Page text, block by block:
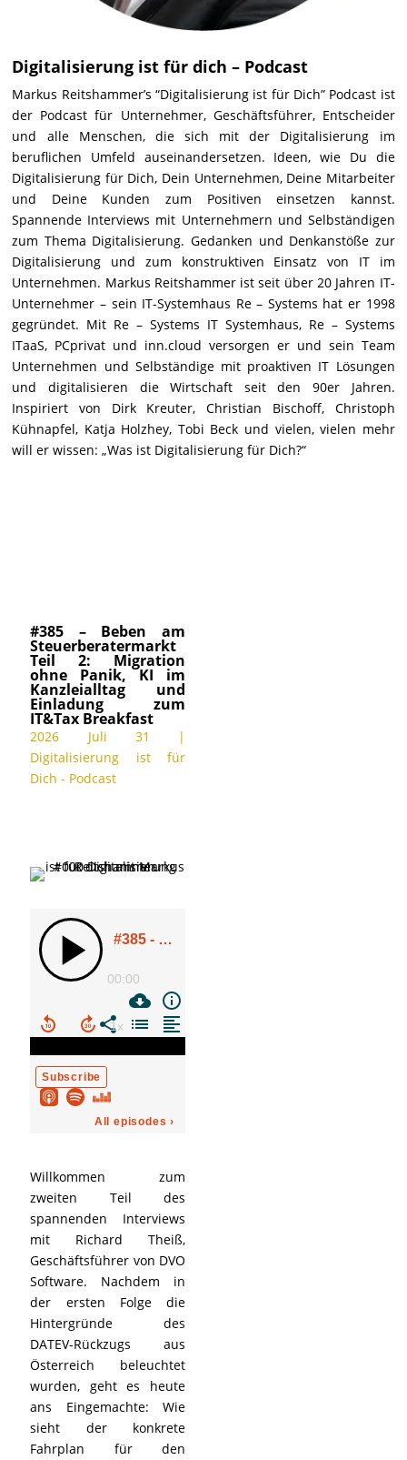
Digitalisierung ist für dich – Podcast
Markus Reitshammer’s “Digitalisierung ist für Dich” Podcast ist
der Podcast für Unternehmer, Geschäftsführer, Entscheider
und alle Menschen, die sich mit der Digitalisierung im
beruflichen Umfeld auseinandersetzen. Ideen, wie Du die
Digitalisierung für Dich, Dein Unternehmen, Deine Mitarbeiter
und Deine Kunden zum Positiven einsetzen kannst.
Spannende Interviews mit Unternehmern und Selbständigen
zum Thema Digitalisierung. Gedanken und Denkanstöße zur
Digitalisierung und zum konstruktiven Einsatz von IT im
Unternehmen. Markus Reitshammer ist seit über 20 Jahren IT-
Unternehmer – sein IT-Systemhaus Re – Systems hat er 1998
gegründet. Mit Re – Systems IT Systemhaus, Re – Systems
ITaaS, PCprivat und inn.cloud versorgen er und sein Team
Unternehmen und Selbständige mit proaktiven IT Lösungen
und digitalisieren die Wirtschaft seit den 90er Jahren.
Inspiriert von Dirk Kreuter, Christian Bischoff, Christoph
Kühnapfel, Katja Holzhey, Tobi Beck und vielen, vielen mehr
will er wissen: „Was ist Digitalisierung für Dich?“
#385 – Beben am
Steuerberatermarkt
Teil 2: Migration
ohne Panik, KI im
Kanzleialltag und
Einladung zum
IT&Tax Breakfast
2026 Juli 31
|
Digitalisierung ist für
Dich - Podcast
Willkommen zum
zweiten Teil des
spannenden Interviews
mit Richard Theiß,
Geschäftsführer von DVO
Software. Nachdem in
der ersten Folge die
Hintergründe des
DATEV-Rückzugs aus
Österreich beleuchtet
wurden, geht es heute
ans Eingemachte: Wie
sieht der konkrete
Fahrplan für den